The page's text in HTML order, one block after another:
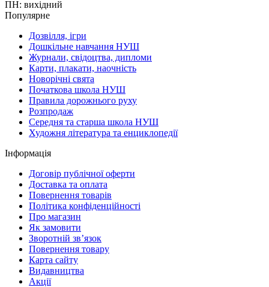
ПН: вихідний
Популярне
Дозвілля, ігри
Дошкільне навчання НУШ
Журнали, свідоцтва, дипломи
Карти, плакати, наочність
Новорічні свята
Початкова школа НУШ
Правила дорожнього руху
Розпродаж
Середня та старша школа НУШ
Художня література та енциклопедії
Інформація
Договір публічної оферти
Доставка та оплата
Повернення товарів
Політика конфіденційності
Про магазин
Як замовити
Зворотній зв’язок
Повернення товару
Карта сайту
Видавництва
Акції